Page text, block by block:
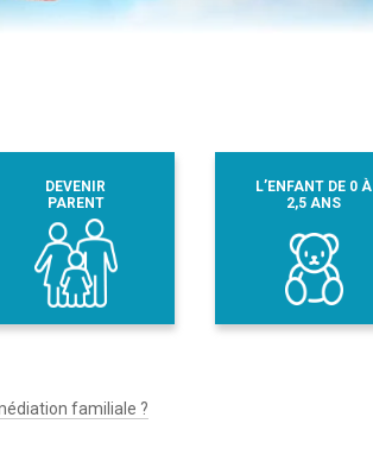
DEVENIR
PARENT
L’ENFANT DE 0 À
2,5 ANS
familiale ?